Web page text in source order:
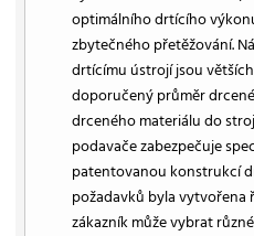
optimálního drtícího
zbytečného přetěžování.
drtícímu ústrojí jsou
doporučený průměr
drceného materiálu do
podavače zabezpečuje
patentovanou konstrukcí
požadavků byla vytvořena
zákazník může vybrat